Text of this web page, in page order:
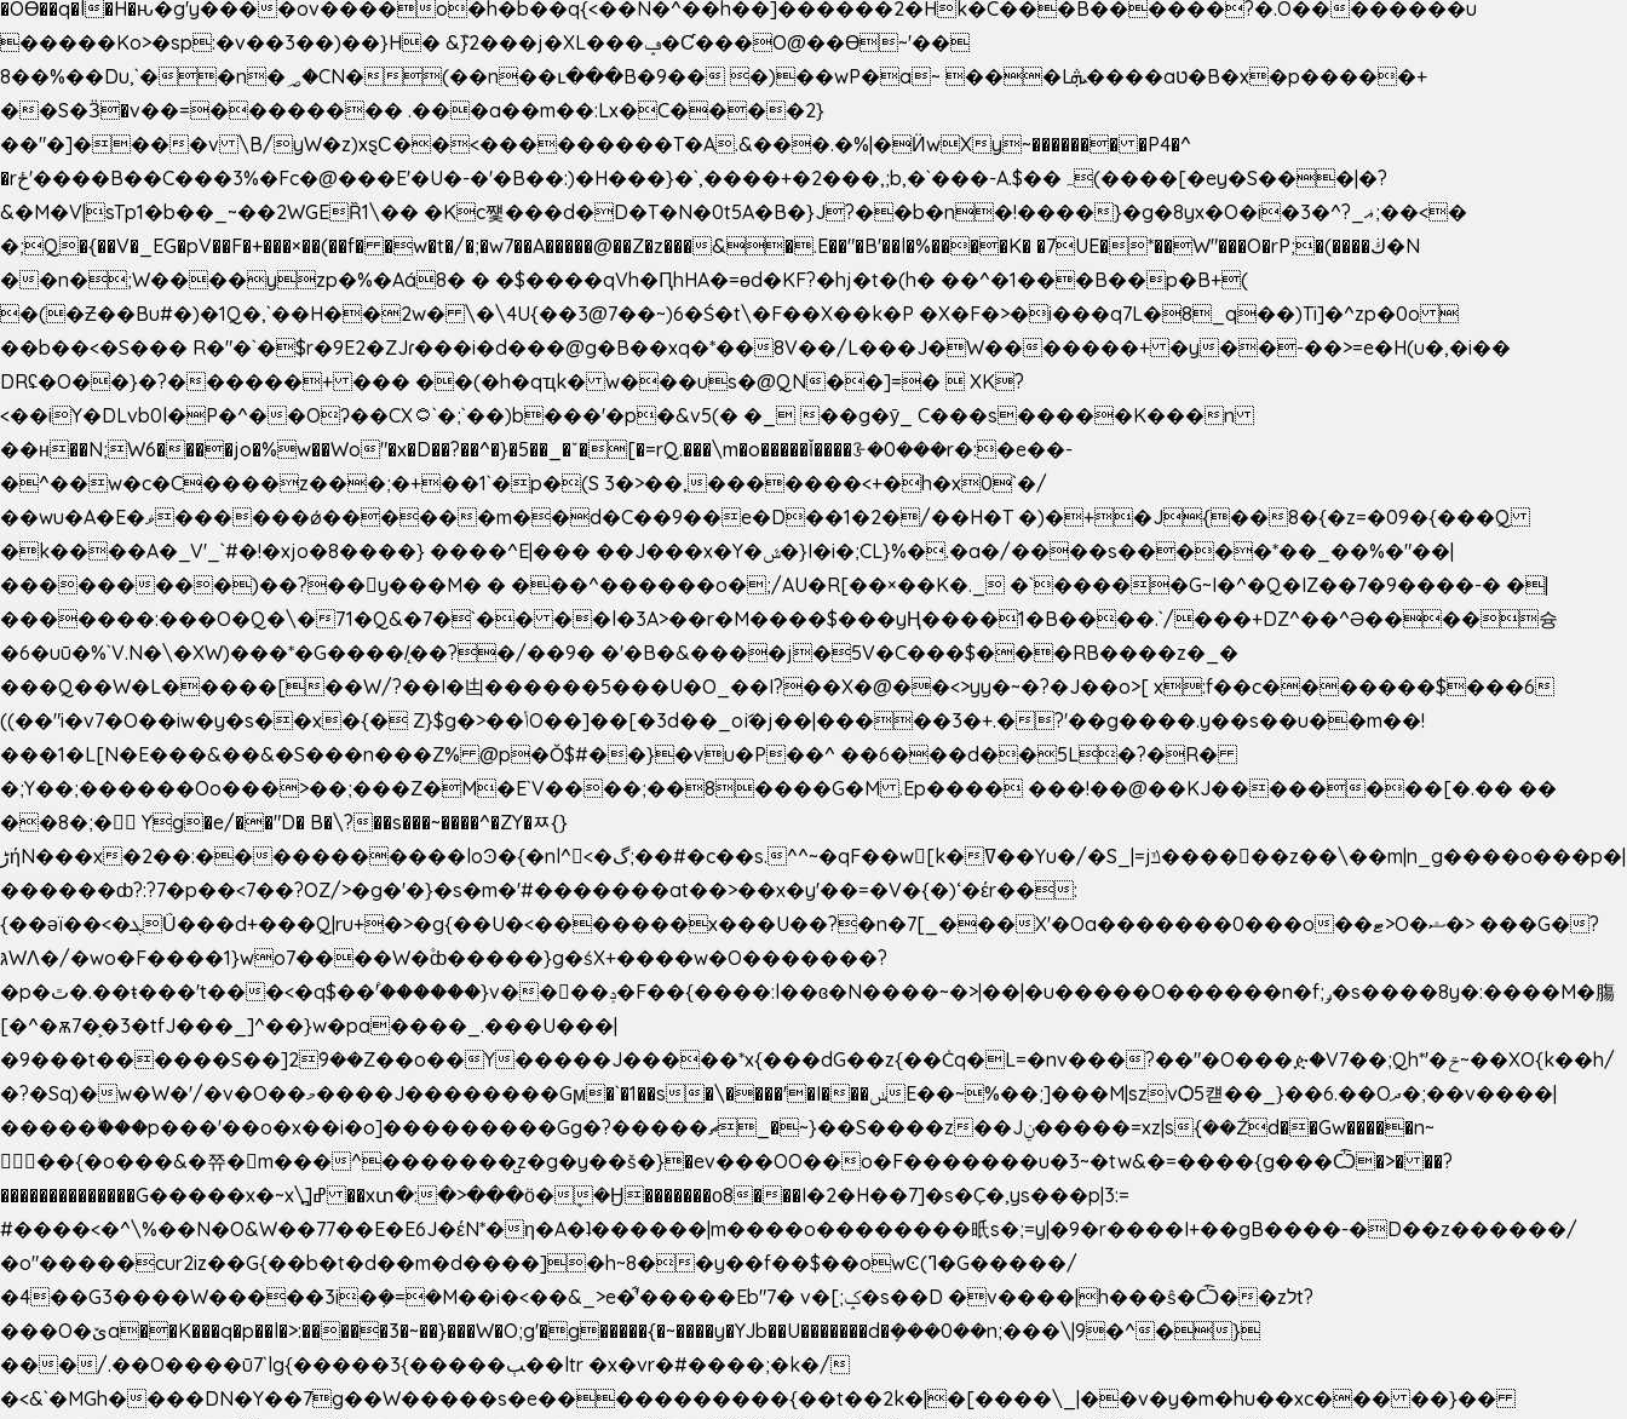
�OƟ��q�l�H�ԋ�g'y����ov����o�h�b��q{<��N�^��h��]������2�Hk�C���B������?�.O��������u
�����Ko>�sp:�v��3��)��}H� &݉}2���j�XL���ݡ�Ƈ���O@��Ɵ~'��
8��%��Du,`��n�؃�CN�(��n��ւ���B�9�� �)��wP�a~ ���Lܞ����aט�B�x�p�����+
��S�Ӟ�v��=�������� .���a��m��:Lx�C����2}
��"�]����v \B/yW�z)xȿС��<���������T�A.&���.�%|�ӤwXy~������� �P4�^
�rځ'����B��C���3%�Fc�@���E'�U�-�'�B��:)�H���}�`,����+�2���,;b,�`���-A.$��ہ(����[�ey�S���|�?
&�M�V|sTp1�b��_~��2WGEȐ1\�� �Kc쩇���d�D�T�N�0t5A�B�}J?��b�n�!����}�g�8yx�O�i�3�^?_ޣ;��<�
�;Q�{��V�_EG�pV��F�+���×��(��f� �w�t�/�;�w7��A�����@��Z�z���&�.E��"�B'��l�%����K� �7UE�*��W"���O�rP;�(����ڬ�N
��n�;W����yzp�%�Aá8� � �$����qVh�ԤhHA�=ɵd�KF?�hj�t�(h� ��^�1���B��p�B+(
�(�Ƶ��Bu#�)�1Q�,`��H��2w� \�\4U{��3@7��~)6�Ś�t\�F��X��k�P �X�F�>�i���q7L�8_q��)Ti]�^zp�0o 
��b��<�S��� R�"�`�$r�9E2�ZJɾ���i�d���@g�B��xq�*��8V��/L���J�W�������+ �y��-��>=e�H(u�,�i��
DRʢ�O��}�?������+ ��� ��(�h�qҵk� w���us�@QN��]=�  XK?
<��iY�DLvb0l�P�^��Oʔ��CX۝`�;`��)b���'�p�&v5(� �_ ��g�ӯ_ C���s�����K���n
��н��N;W6����jo�%w��Wo"�x�D��?��^�}�5�� _�ˇ�[�=rQ.���\m�o�����Ǐ����ꗿ�0���r�:�e��-
�^��w�c�C����z���;�+��1`�p�(S 3�>��,�������<+�h�x0`�/
��wu�A�E�ޥ������ǿ������m��d�C��9��e�D��1�2�/��H�T �)�+�J{��8�{�z=�09�{���Q
�k����A�_V'_`#�!�xjo�8����} ����^E|��� ��J���x�Y�ݜ�}I�i�;CL}%�.�a�/����s�����*��_��%�"��|
���������)��?��򥞾y���M� � ���^������o�;/AU�R[��×��K�._ �`�����G~I�^�Q�IZ��7�9����-� �|
�������:���O�Q�\�71�Q&�7�`�� ��l�3A>��r�M����$���yҢ����1�B����.`/���+DZ^��^Ə����슝
�6�uū�%`V.N�\�XW)���*�G����/̨��?�/��9� �'�B�&����j�5V�C���$���RB����z�_�
���Q��W�L�����[��W/?��I�凷������5���U�O_��I?��X�@��<>yy�~�?�J��o>[ x:f��c�������$���6
((��"i�v7�O��iw�y�s��x�{� Z}$g�>��ݳO��]��[�3d��_oަi�j��|�����3�+.�?'��g����.y��s��u��m��!
���1�L[N�E���&��&�S���n���Z% @p�Ŏ$#��}�vu�P��^ ��6���d��5L�?�R�
�;Y��;������Oo���>��;���Z�M�E`V����;��8����G�M .Ep���� ���!��@��KJ��������[�.�� ��
��8�;�򜸥 Yg�e/��"D� B�\?��s���~����^�ZY�ﾹ{}
ڑήN���x�2��:�����������loϿ�{�nl^<�گ;��#�c��s.^^~�qF��w[k�ߜ��Yu�/�S_|=jݿ������z��\��m|n_g����o���p�|
������ȸ?:?7�p��<7��?OZ/>�g�'�}�s�m�'#�������at��>��x�y'��=�V�{�)ʻ�έr��:
{��ǝï��<�ܓǗ���d+���Q|ru+�>�g{��U�<�������x���U��?�n�7[_���X'�Oa�������0���o��ޓ>O�ޝ�> ���G�?
גּWΛ�/�wo�F����1}wo7����W�۫ȸ�����}g�śX+����w�O�������?
�p�ٿ�.��ŧ���'t���<�q$��۫'������}v����ݚ�F��{����:l��ɞ�N����~�>|��|�u�����O������n�f;ݛ�s����8y�:����M�膓
[�^�ѫ7�͕�3�tfJ���_]^��}w�pa����_.���U���|
�9���t������S��]2ܰ9��Z��o��Y�����J�����*x{���dG��z{��Ċq�L=�nv���?��"�O���ዽ�V7��;Qh*'�ݗ~��XO{k��h/
�?�Sq)�w�W�'/�v�O��މ����J��������Gϻ�`�1��s�\����'�I���ݭE��~%��;]���M|szvѺ5컏��_}��6.��Oދ�;��v����|
�����ۖ���p���'��o�x��i�o]���������Gg�?�����ޗ_�~}��S����z��Jݧ�����=xz|sܼ{��Źd��Gw�����n~
𳏮 ��{�o���&�쮸�󧽑m���^�������̺z�g�y��š�}�ev���OO��o�F�������u�3~�tw&�=����{g���Ѽ�>� ��?
��������������G�����x�~x\߽]ߝ ��xտ�:�>���ӧ�ܷ�Ӈ�������ο8���I�2�H��7]�s�Ç�,ys���p|3:=
#����<�^\%��N�O&W��77��E�E6J�έN*�η�A�ʇ������|m����o��������㫝s�;=y|�9�r����I+��gB����-�D��z������/
�o"�����cur2iz��G{��b�t�d��m�d����]�h~8��y��f��$��owϾ(ߣ�G�����/
�4��G3����W�����3i�ܼ�=�M��i�<��&_>e�͋'�����Eb"7� v�[;ݤ�s��D �v����|h���ŝ�Ѽ��zלt?
���O�ێa��K���q�p��l�>:�����3�~��}���W�O;g'�g�����{�~����y�YJb��U�������d�ܻ���0��n;���\|9�^�}
���/.��O����ū7`lg{�����3{�����ﭓ��ltr �x�vr�#����;�k�/
�<&`�MGh����DN�Y��7g��W�����s�e�����������{��t��2k�|�[����\_|��v�y�m�hu��xc��� ��}��